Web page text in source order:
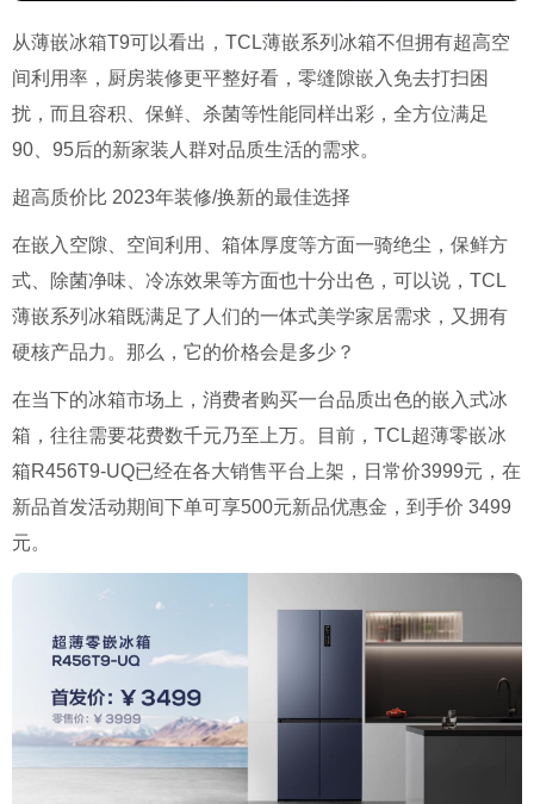
从薄嵌冰箱T9可以看出，TCL薄嵌系列冰箱不但拥有超高空
间利用率，厨房装修更平整好看，零缝隙嵌入免去打扫困
扰，而且容积、保鲜、杀菌等性能同样出彩，全方位满足
90、95后的新家装人群对品质生活的需求。
超高质价比 2023年装修/换新的最佳选择
在嵌入空隙、空间利用、箱体厚度等方面一骑绝尘，保鲜方
式、除菌净味、冷冻效果等方面也十分出色，可以说，TCL
薄嵌系列冰箱既满足了人们的一体式美学家居需求，又拥有
硬核产品力。那么，它的价格会是多少？
在当下的冰箱市场上，消费者购买一台品质出色的嵌入式冰
箱，往往需要花费数千元乃至上万。目前，TCL超薄零嵌冰
箱R456T9-UQ已经在各大销售平台上架，日常价3999元，在
新品首发活动期间下单可享500元新品优惠金，到手价 3499
元。